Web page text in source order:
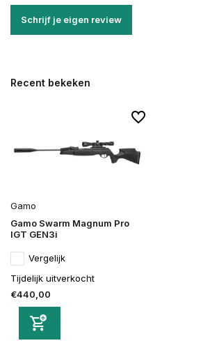
Schrijf je eigen review
Recent bekeken
Gamo
Gamo Swarm Magnum Pro
IGT GEN3i
Vergelijk
Tijdelijk uitverkocht
€440,00